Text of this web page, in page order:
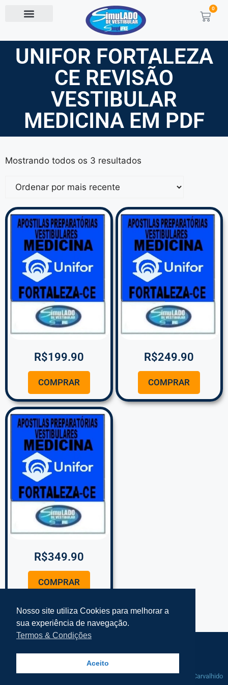
0
UNIFOR FORTALEZA
CE REVISÃO
VESTIBULAR
MEDICINA EM PDF
Mostrando todos os 3 resultados
R$199.90
COMPRAR
R$249.90
COMPRAR
R$349.90
COMPRAR
© 2021-2025 Simplifke Simulado de
Manutenção porRafa Carvalhido
Nosso site utiliza Cookies para melhorar a
sua experiência de navegação.
Termos & Condições
Aceito